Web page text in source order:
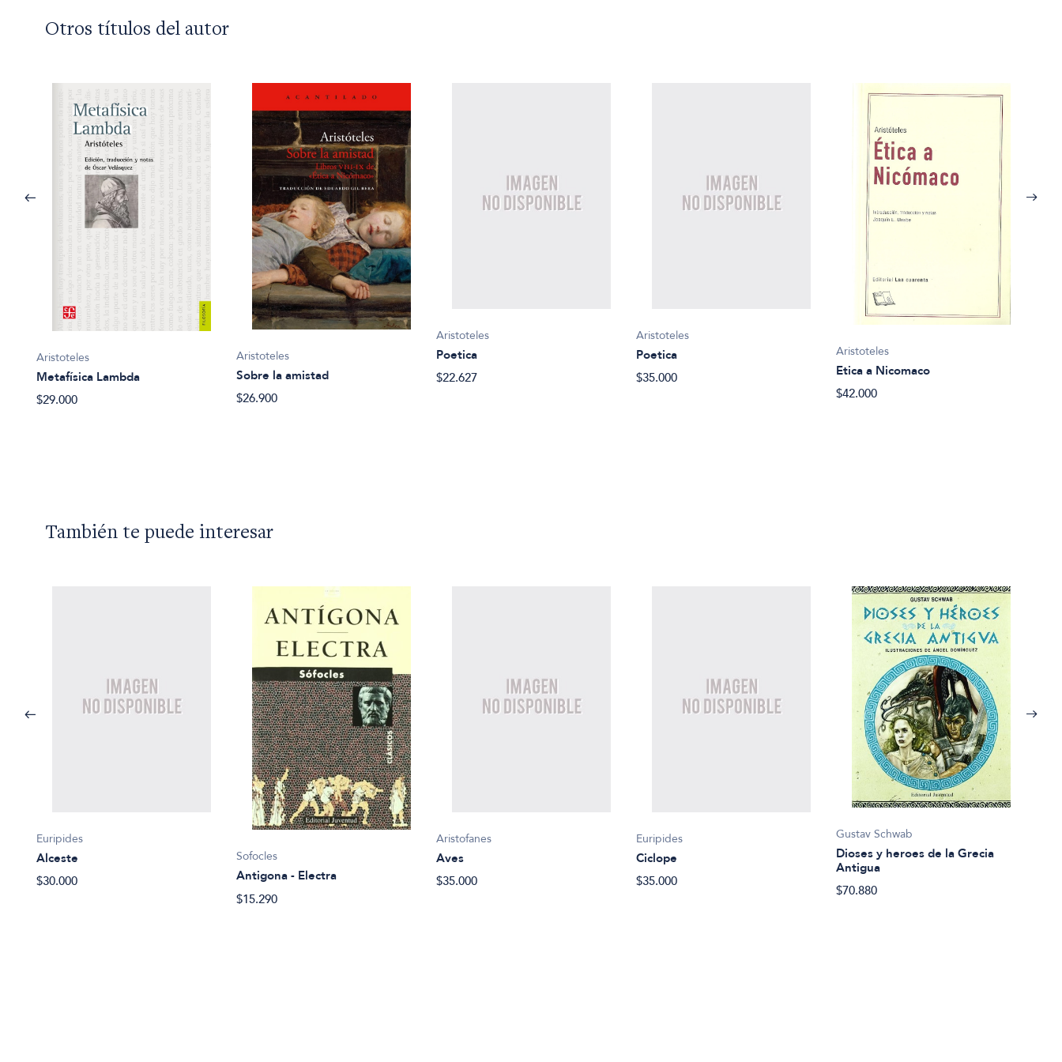
Otros títulos del autor
Aristoteles
Metafísica Lambda
$29.000
Aristoteles
Sobre la amistad
$26.900
Aristoteles
Poetica
$22.627
Aristoteles
Poetica
$35.000
Aristoteles
Etica a Nicomaco
$42.000
También te puede interesar
Euripides
Alceste
$30.000
Sofocles
Antigona - Electra
$15.290
Aristofanes
Aves
$35.000
Euripides
Ciclope
$35.000
Gustav Schwab
Dioses y heroes de la Grecia
Antigua
$70.880